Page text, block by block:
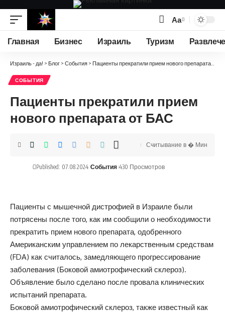
Изменение
размера
Аа
Главная Бизнес Израиль Туризм
Израиль - да! > Блог > События > Пациенты прекратили прием нового препарата от БАС
СОБЫТИЯ
Пациенты прекратили прием
нового препарата от БАС
Published: 07.08.2024 События 430 Просмотров
Считывание в � Мин
Пациенты с мышечной дистрофией в Израиле были
потрясены после того, как им сообщили о необходимости
прекратить прием нового препарата, одобренного
Американским управлением по лекарственным средствам
(FDA) как считалось, замедляющего прогрессирование
заболевания (Боковой амиотрофический склероз).
Объявление было сделано после провала клинических
испытаний препарата.
Боковой амиотрофический склероз, также известный как